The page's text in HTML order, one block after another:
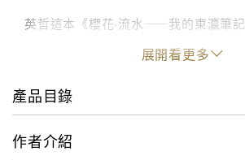
英哲這本《櫻花‧流水——我的東瀛筆
發表於《文訊》專欄「『百草言』，自
起，三個月一篇，歷經七年多結集。長
教學，不受國內政治社會紛擾影響，讓
一種客觀的距離，也許是他這十餘年
惑之餘的副產品，無心插柳而柳蔭怡人
展開看更多
產品目錄
作者介紹